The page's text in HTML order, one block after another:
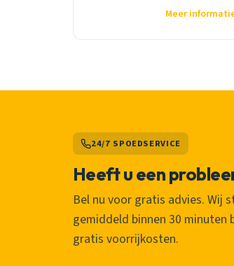
Meer
24/7 SPOEDSERVICE
Heeft u een
Bel nu voor gratis advies. Wij
gemiddeld binnen 30 minuten
gratis voorrijkosten.